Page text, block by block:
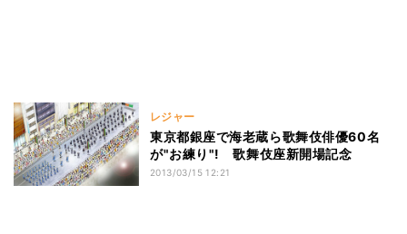
レジャー
東京都銀座で海老蔵ら歌舞伎俳優60名
が"お練り"! 歌舞伎座新開場記念
2013/03/15 12:21